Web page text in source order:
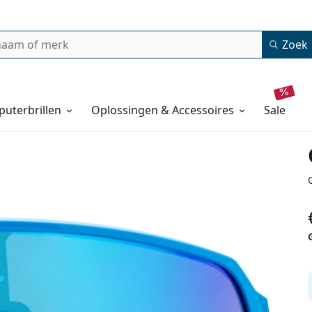
Zoek
Oplossingen & Accessoires sale